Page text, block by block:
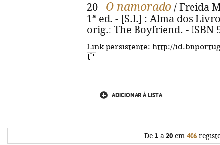
20 - O namorado / Freida
1ª ed. - [S.l.] : Alma dos
orig.: The Boyfriend. - ISBN
Link persistente: http://
ADICIONAR À LISTA
De 1 a 20 em 406